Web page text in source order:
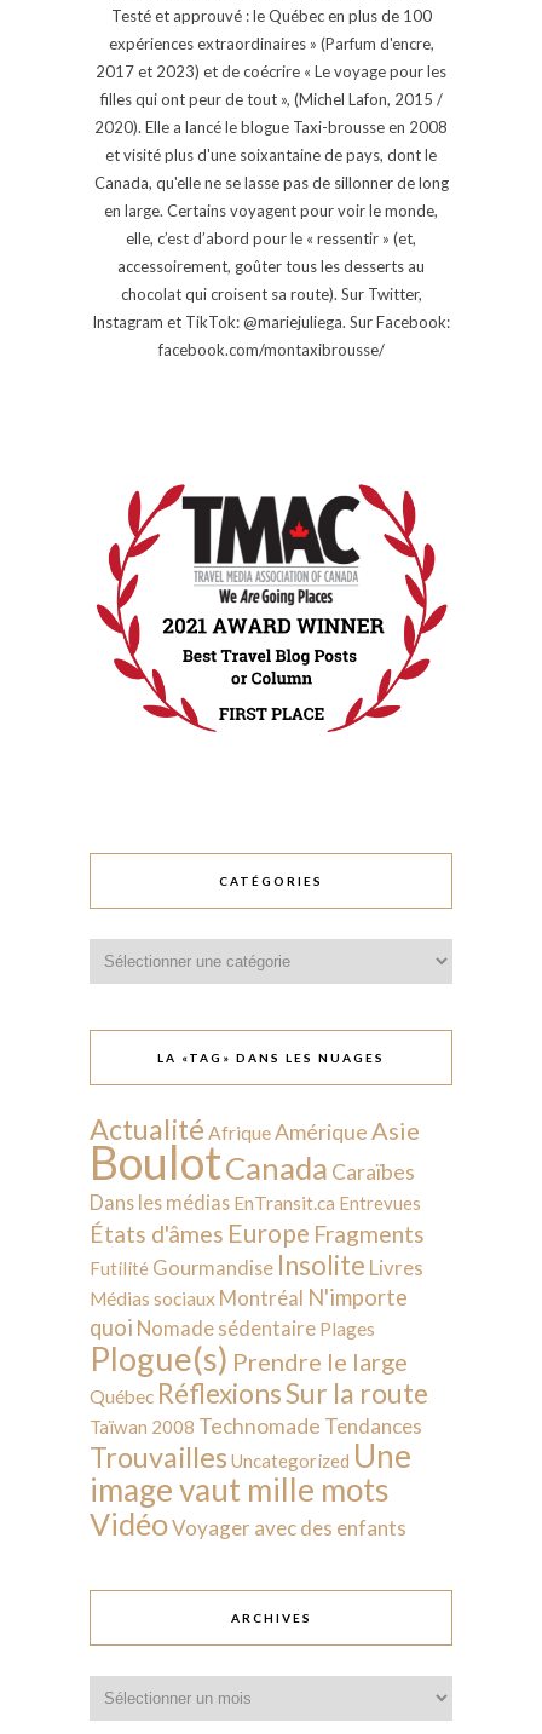
Testé et approuvé : le Québec en plus de 100
expériences extraordinaires » (Parfum d'encre,
2017 et 2023) et de coécrire « Le voyage pour les
filles qui ont peur de tout », (Michel Lafon, 2015 /
2020). Elle a lancé le blogue Taxi-brousse en 2008
et visité plus d'une soixantaine de pays, dont le
Canada, qu'elle ne se lasse pas de sillonner de long
en large. Certains voyagent pour voir le monde,
elle, c’est d’abord pour le « ressentir » (et,
accessoirement, goûter tous les desserts au
chocolat qui croisent sa route). Sur Twitter,
Instagram et TikTok: @mariejuliega. Sur Facebook:
facebook.com/montaxibrousse/
CATÉGORIES
LA «TAG» DANS LES NUAGES
Actualité AfriqueAmérique Asie
BoulotCanada Caraïbes
Dans les médias EnTransit.ca Entrevues
États d'âmes Europe Fragments
Futilité Gourmandise Insolite Livres
Médias sociaux Montréal N'importe
quoi Nomade sédentaire Plages
Plogue(s) Prendre le large
Québec RéflexionsSur la route
Taïwan 2008 Technomade Tendances
Trouvailles Uncategorized Une
image vaut mille mots
VidéoVoyager avec des enfants
ARCHIVES